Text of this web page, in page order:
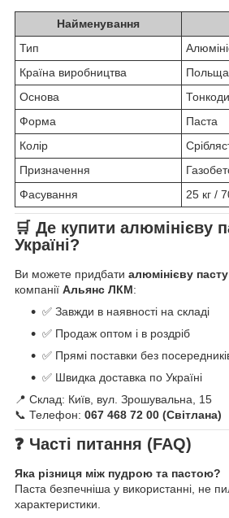
Найменування
Тип
Країна виробництва
Польща
Основа
Форма
Паста
Колір
Призначення
Фасування
25 кг /
🛒 Де купити алюмінієву
Україні?
Ви можете придбати алюмінієву
компанії Альянс ЛКМ:
✅ Завжди в наявності на складі
✅ Продаж оптом і в роздріб
✅ Прямі поставки без
✅ Швидка доставка по Україні
📍 Склад: Київ, вул. Зрошувальна, 15
📞 Телефон: 067 468 72 00 (Світлана)
❓ Часті питання (FAQ)
Яка різниця між пудрою та пастою?
Паста безпечніша у використанні, не
характеристики.